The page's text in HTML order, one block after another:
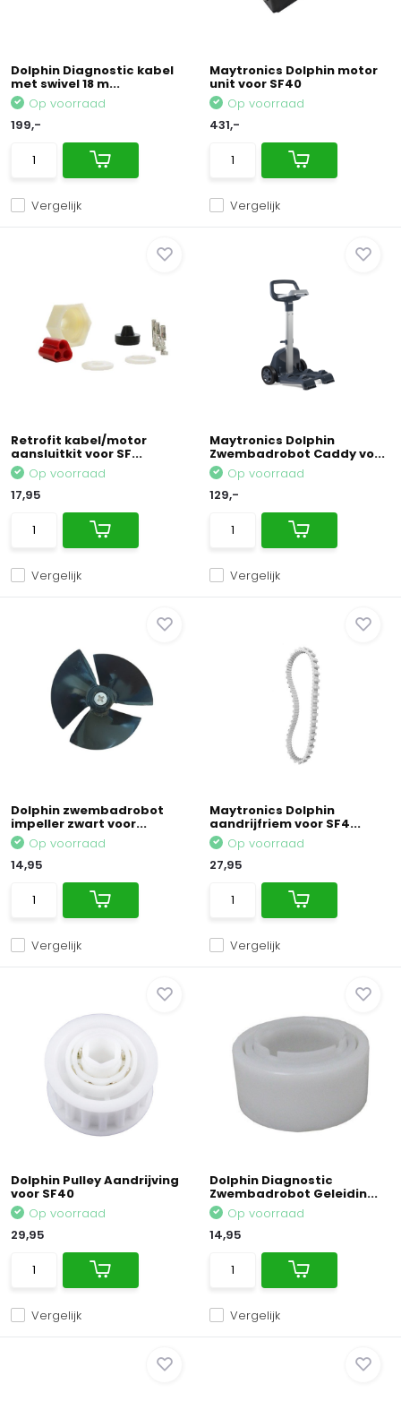
Dolphin Diagnostic kabel
met swivel 18 m...
Vergelijk
Op voorraad
199,-
Maytronics Dolphin motor
unit voor SF40
Vergelijk
Op voorraad
431,-
Retrofit kabel/motor
aansluitkit voor SF...
Vergelijk
Op voorraad
17,95
Maytronics Dolphin
Zwembadrobot Caddy vo...
Vergelijk
Op voorraad
129,-
Dolphin zwembadrobot
impeller zwart voor...
Vergelijk
Op voorraad
14,95
Maytronics Dolphin
aandrijfriem voor SF4...
Vergelijk
Op voorraad
27,95
Dolphin Pulley Aandrijving
voor SF40
Vergelijk
Op voorraad
29,95
Dolphin Diagnostic
Zwembadrobot Geleidin...
Vergelijk
Op voorraad
14,95